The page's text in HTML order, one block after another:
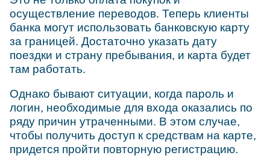
осуществление переводов. Теперь клиенты
банка могут использовать банковскую карту
за границей. Достаточно указать дату
поездки и страну пребывания, и карта будет
там работать.
Однако бывают ситуации, когда пароль и
логин, необходимые для входа оказались по
ряду причин утраченными. В этом случае,
чтобы получить доступ к средствам на карте,
придется пройти повторную регистрацию.